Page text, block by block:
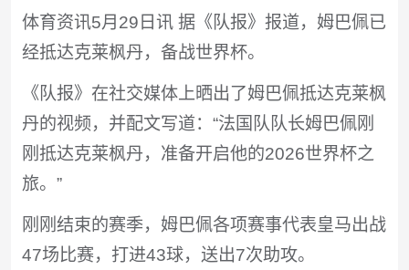
体育资讯5月29日讯 据《队报》报道，姆巴佩已
经抵达克莱枫丹，备战世界杯。
《队报》在社交媒体上晒出了姆巴佩抵达克莱枫
丹的视频，并配文写道：“法国队队长姆巴佩刚
刚抵达克莱枫丹，准备开启他的2026世界杯之
旅。”
刚刚结束的赛季，姆巴佩各项赛事代表皇马出战
47场比赛，打进43球，送出7次助攻。